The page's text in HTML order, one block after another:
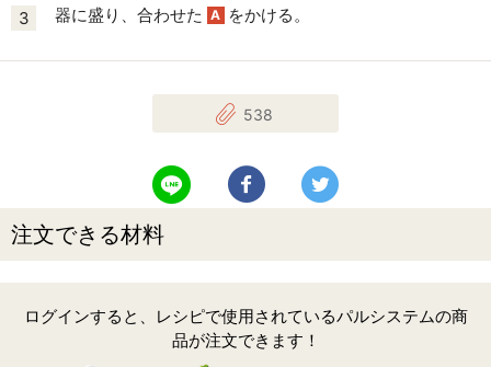
3 器に盛り、合わせた A をかける。
538
LINEで送る Facebookでシェアする
注文できる材料
ログインすると、レシピで使用されているパルシステムの商
品が注文できます！